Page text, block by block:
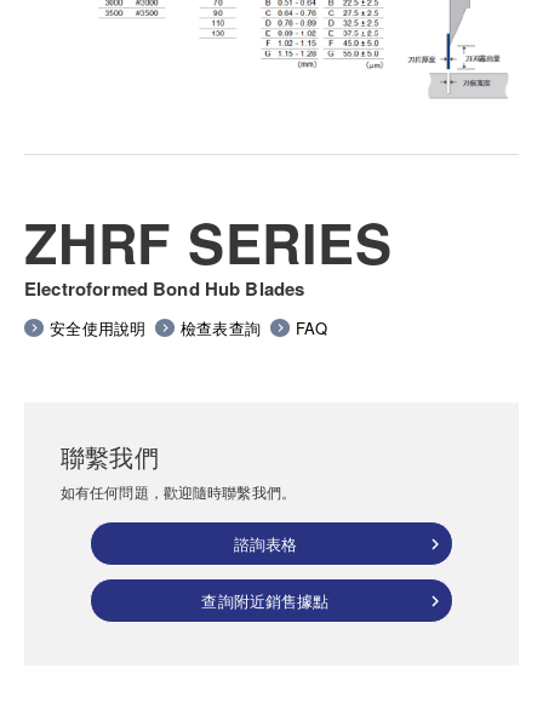
ZHRF SERIES
Electroformed Bond Hub Blades
安全使用說明 檢查表查詢 FAQ
聯繫我們
如有任何問題，歡迎隨時聯繫我們。
諮詢表格
查詢附近銷售據點